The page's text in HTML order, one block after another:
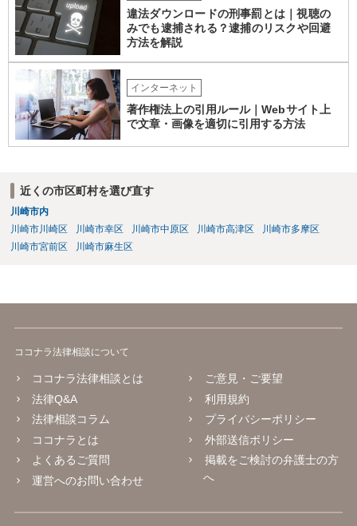
ありません。 なお、自分で歌い直した歌唱については、楽曲自体に著
作権が成立するか否かとは別に、実演家としての著作隣接権が生じま
す。ただし、この権利は、Sunoが生成したメロディーや伴奏自体につ
いて著作権を取得することを意味するものではありません。 JASRAC
への登録は必須ではありません。登録を希望する場合は、自分が作
詞、作曲、編曲等にどの程度創作的に関与したかを説明できることが
重要です。 4．音楽配信やライブについて SpotifyやApple Musicでの
配信、販売、ライブでの歌唱も、Sunoの規約上の商用利用条件を満た
せば、原則として可能です。ただし、配信サービスごとのAI生成音楽
ておくことをお勧めします。また、既存の楽曲と偶然類似する可能性
や、第三者が同じような楽曲を生成する可能性にも注意が必要です。
最終的には、個別の楽曲の制作過程と、利用時点のSuno及び配信サー
ビスの規約を確認して判断することになります。
違法ダウンロードの刑事罰とは｜視聴の
みでも逮捕される？逮捕のリスクや回避
方法を解説
インターネット
著作権法上の引用ルール｜Webサイト上
で文章・画像を適切に引用する方法
近くの市区町村を選び直す
川崎市内
川崎市川崎区
川崎市幸区 川崎市中原区 川崎市高津区
川崎市多摩区
川崎市宮前区
川崎市麻生区
ココナラ法律相談について
ココナラ法律相談とは
法律Q&A
法律相談コラム
ココナラとは
よくあるご質問
運営へのお問い合わせ
ご意見・ご要望
利用規約
プライバシーポリシー
外部送信ポリシー
掲載をご検討の弁護士の方
へ